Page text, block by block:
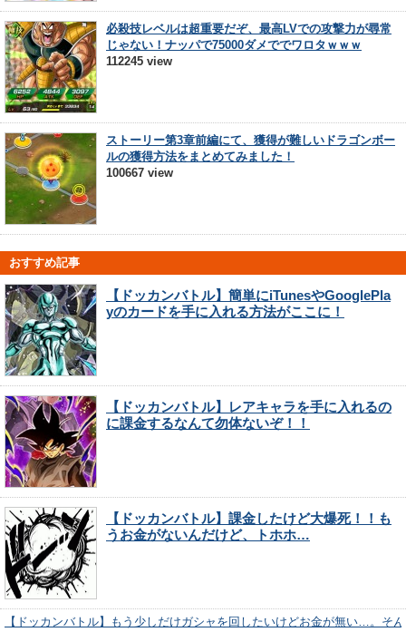
必殺技レベルは超重要だぞ、最高LVでの攻撃力が尋常
じゃない！ナッパで75000ダメででワロタｗｗｗ
112245 view
ストーリー第3章前編にて、獲得が難しいドラゴンボー
ルの獲得方法をまとめてみました！
100667 view
おすすめ記事
【ドッカンバトル】簡単にiTunesやGooglePla
yのカードを手に入れる方法がここに！
【ドッカンバトル】レアキャラを手に入れるの
に課金するなんて勿体ないぞ！！
【ドッカンバトル】課金したけど大爆死！！も
うお金がないんだけど、トホホ…
【ドッカンバトル】もう少しだけガシャを回したいけどお金が無い…。そ